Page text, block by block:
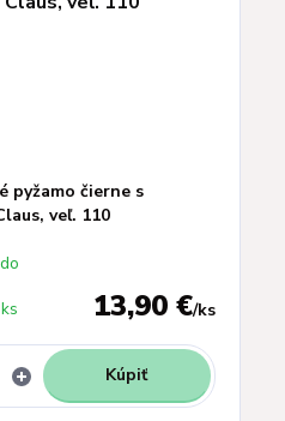
pyžamo čierne s
veľ. 110
13,90 €/ks
Kúpiť